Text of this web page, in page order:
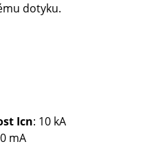
dotyku.
Icn: 10 kA
mA